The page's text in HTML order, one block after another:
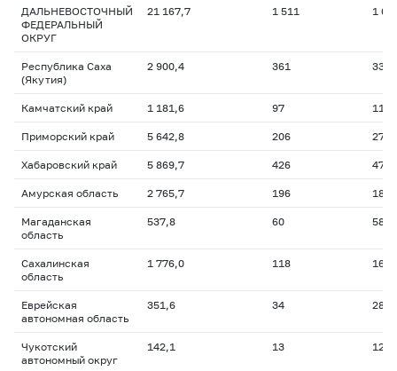
ДАЛЬНЕВОСТОЧНЫЙ
ФЕДЕРАЛЬНЫЙ
ОКРУГ
21 167,7 1 511 1
Республика Саха
(Якутия)
2 900,4 361
Камчатский край 1 181,6 97
Приморский край 5 642,8 206
Хабаровский край 5 869,7 426
Амурская область 2 765,7 196
Магаданская
область
537,8 60 58,9
Сахалинская
область
1 776,0 118
Еврейская
автономная область
351,6 34 28,2
Чукотский
автономный округ
142,1 13 12,9